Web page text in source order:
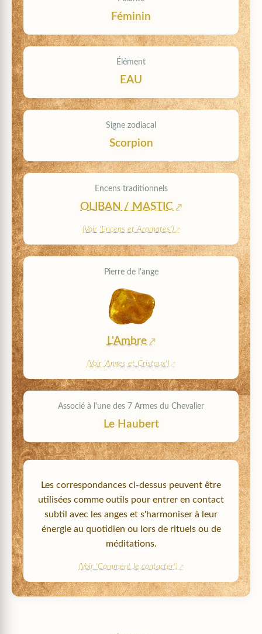
Féminin
Élément
EAU
Signe zodiacal
Scorpion
Encens traditionnels
OLIBAN / MASTIC
(Voir 'Encens et Aromates')
Pierre de l'ange
L'Ambre
(Voir 'Anges et Cristaux')
Associé à l'une des 7 Armes du Chevalier
Le Haubert
Les correspondances ci-dessus peuvent être
utilisées comme outils pour entrer en contact
subtil avec les anges et s'harmoniser à leur
énergie au quotidien ou lors de rituels ou de
méditations.
(Voir 'Comment le contacter')